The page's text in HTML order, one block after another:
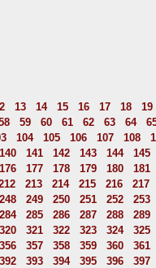
13 14 15 16 17 18
19
59 60 61 62 63 64
104 105 106 107 108
140 141 142 143 144
145
176 177 178 179 180
181
213 214 215 216
217
248 249 250 251 252
253
284 285 286 287 288
289
320 321 322 323 324
325
356 357 358 359 360
361
392 393 394 395 396
397